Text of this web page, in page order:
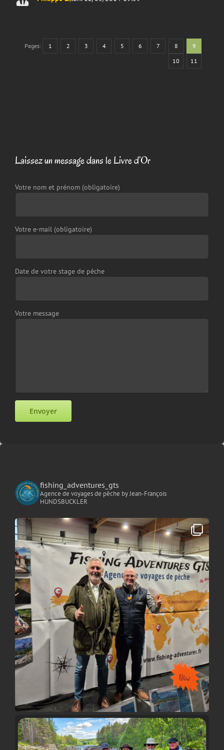
Pages: 1 2 3 4 5 6 7 8
9
10
11
Laissez un message dans le Livre d’Or
Votre nom et prénom (obligatoire)
Votre e-mail (obligatoire)
Date de votre stage de pêche
Votre message
fishing_adventures_gts
Agence de voyages de pêche by Jean-François
HUNDSBUCKLER